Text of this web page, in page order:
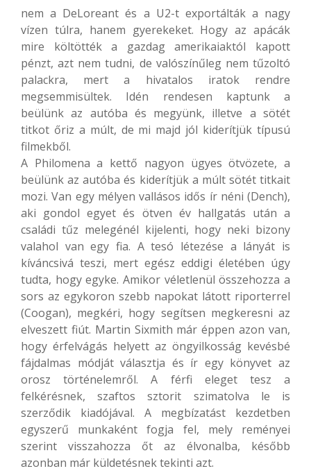
nem a DeLoreant és a U2-t exportálták a nagy
vízen túlra, hanem gyerekeket. Hogy az apácák
mire költötték a gazdag amerikaiaktól kapott
pénzt, azt nem tudni, de valószínűleg nem tűzoltó
palackra, mert a hivatalos iratok rendre
megsemmisültek. Idén rendesen kaptunk a
beülünk az autóba és megyünk, illetve a sötét
titkot őriz a múlt, de mi majd jól kiderítjük típusú
filmekből.
A Philomena a kettő nagyon ügyes ötvözete, a
beülünk az autóba és kiderítjük a múlt sötét titkait
mozi. Van egy mélyen vallásos idős ír néni (Dench),
aki gondol egyet és ötven év hallgatás után a
családi tűz melegénél kijelenti, hogy neki bizony
valahol van egy fia. A tesó létezése a lányát is
kíváncsivá teszi, mert egész eddigi életében úgy
tudta, hogy egyke. Amikor véletlenül összehozza a
sors az egykoron szebb napokat látott riporterrel
(Coogan), megkéri, hogy segítsen megkeresni az
elveszett fiút. Martin Sixmith már éppen azon van,
hogy érfelvágás helyett az öngyilkosság kevésbé
fájdalmas módját választja és ír egy könyvet az
orosz történelemről. A férfi eleget tesz a
felkérésnek, szaftos sztorit szimatolva le is
szerződik kiadójával. A megbízatást kezdetben
egyszerű munkaként fogja fel, mely reményei
szerint visszahozza őt az élvonalba, később
azonban már küldetésnek tekinti azt.